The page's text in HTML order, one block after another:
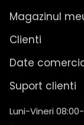
Magazinul
Clienti
Date
Suport clienti
Luni-Vineri